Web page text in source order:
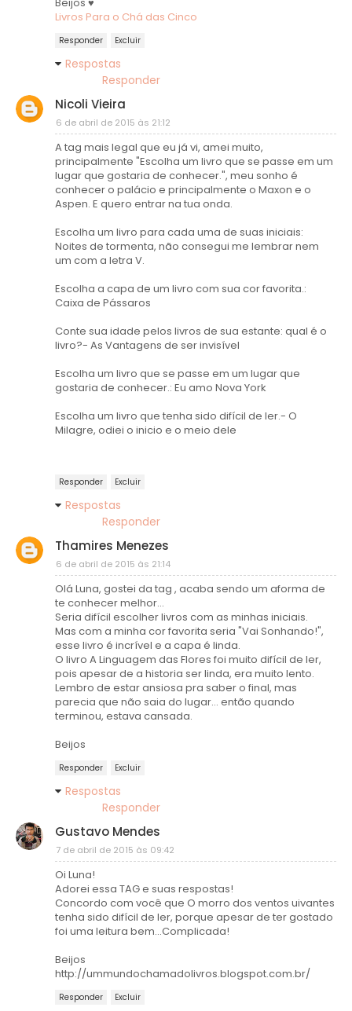
Livros Para o Chá das Cinco
Responder Excluir
Respostas
Responder
Nicoli Vieira
6 de abril de 2015 às 21:12
A tag mais legal que eu já vi, amei muito,
principalmente "Escolha um livro que se passe em um
lugar que gostaria de conhecer.", meu sonho é
conhecer o palácio e principalmente o Maxon e o
Aspen. E quero entrar na tua onda.
Escolha um livro para cada uma de suas iniciais:
Noites de tormenta, não consegui me lembrar nem
um com a letra V.
Escolha a capa de um livro com sua cor favorita.:
Caixa de Pássaros
Conte sua idade pelos livros de sua estante: qual é o
livro?- As Vantagens de ser invisível
Escolha um livro que se passe em um lugar que
gostaria de conhecer.: Eu amo Nova York
Escolha um livro que tenha sido difícil de ler.- O
Milagre, odiei o inicio e o meio dele
Responder Excluir
Respostas
Responder
Thamires Menezes
6 de abril de 2015 às 21:14
Olá Luna, gostei da tag , acaba sendo um aforma de
te conhecer melhor...
Seria difícil escolher livros com as minhas iniciais.
Mas com a minha cor favorita seria "Vai Sonhando!",
esse livro é incrível e a capa é linda.
O livro A Linguagem das Flores foi muito difícil de ler,
pois apesar de a historia ser linda, era muito lento.
Lembro de estar ansiosa pra saber o final, mas
parecia que não saia do lugar... então quando
terminou, estava cansada.
Beijos
Responder Excluir
Respostas
Responder
Gustavo Mendes
7 de abril de 2015 às 09:42
Oi Luna!
Adorei essa TAG e suas respostas!
Concordo com você que O morro dos ventos uivantes
tenha sido difícil de ler, porque apesar de ter gostado
foi uma leitura bem...Complicada!
Beijos
http://ummundochamadolivros.blogspot.com.br/
Responder Excluir